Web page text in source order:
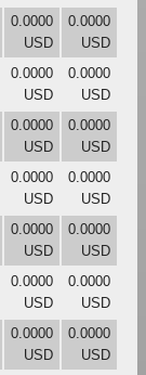
0.0000
USD
0.0000
USD
0.0000
USD
0.0000
USD
0.0000
USD
0.0000
USD
0.0000
USD
0.0000
USD
0.0000
USD
0.0000
USD
0.0000
USD
0.0000
USD
0.0000
USD
0.0000
USD